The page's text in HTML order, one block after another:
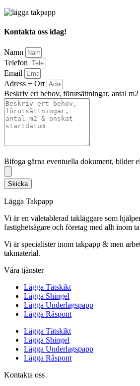
Kontakta oss idag!
Namn
Telefon
Email
Adress + Ort
Beskriv ert behov, förutsättningar, antal
Bifoga gärna eventuella dokument, bilder
Skicka
Lägga Takpapp
Vi är en väletablerad takläggare som
fastighetsägare och företag med allt inom
Vi är specialister inom takpapp & men
takmaterial.
Våra tjänster
Lägga Tätskikt
Lägga Shingel
Lägga Underlagspapp
Lägga Råspont
Lägga Tätskikt
Lägga Shingel
Lägga Underlagspapp
Lägga Råspont
Kontakta oss